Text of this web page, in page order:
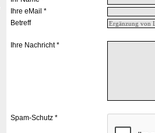
Ihre eMail *
Betreff
Ihre Nachricht *
Spam-Schutz *